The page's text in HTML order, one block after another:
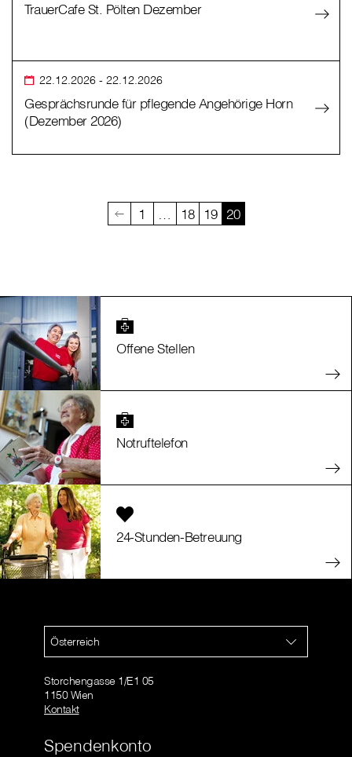
TrauerCafe St. Pölten Dezember
22.12.2026 - 22.12.2026
Gesprächsrunde für pflegende Angehörige Horn
(Dezember 2026)
1 … 18 19 20
Offene Stellen
Notruftelefon
24-Stunden-Betreuung
Österreich
Storchengasse 1/E1 05
1150 Wien
Kontakt
Spendenkonto